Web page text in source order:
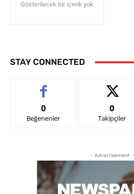
Gösterilecek bir içerik yok
STAY CONNECTED
0
Beğenenler
0
Takipçiler
- Advertisement -